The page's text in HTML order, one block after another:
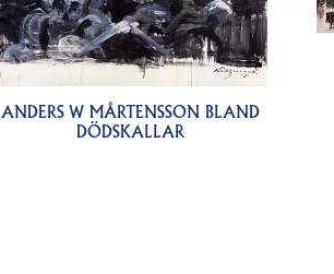
ANDERS W MÅRTENSSON BLAND
DÖDSKALLAR